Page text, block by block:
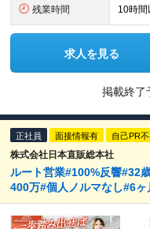
残業時間 10時間
求人を見る
掲載終了
正社員 面接情報有 自己PR
株式会社日本直販総本社
ルート営業#100%反響#32
400万#個人ノルマなし#6ヶ